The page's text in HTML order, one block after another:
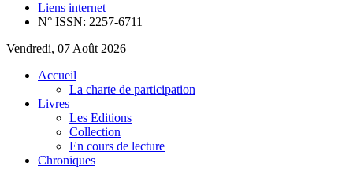
Liens internet
N° ISSN: 2257-6711
Vendredi, 07 Août 2026
Accueil
La charte de participation
Livres
Les Editions
Collection
En cours de lecture
Chroniques